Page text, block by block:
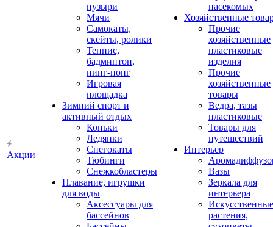
Акции
пузыри
Мячи
Самокаты,
скейты, ролики
Теннис,
бадминтон,
пинг-понг
Игровая
площадка
Зимний спорт и
активный отдых
Коньки
Ледянки
Снегокаты
Тюбинги
Снежкобластеры
Плавание, игрушки
для воды
Аксессуары для
бассейнов
насекомых
Хозяйственные
Прочие
хозяйственные
пластиковые
изделия
Прочие
хозяйственные
товары
Ведра, тазы
пластиковые
Товары для
путешествий
Интерьер
Вазы
Зеркала для
интерьера
Искусственные
растения,